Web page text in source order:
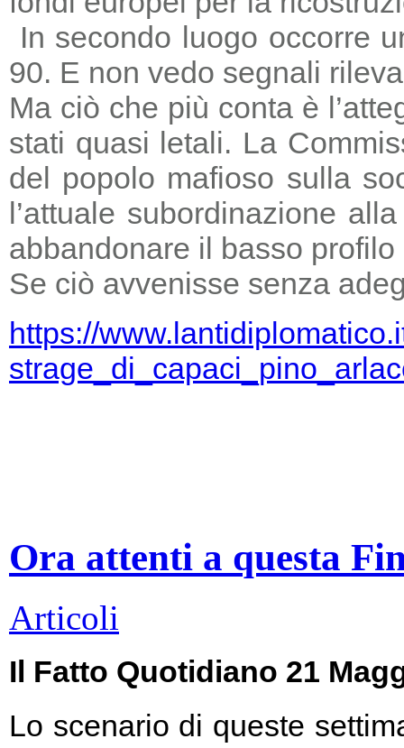
In secondo luogo occorre
90. E non vedo segnali
Ma ciò che più conta è
stati quasi letali. La
del popolo mafioso sulla
l’attuale subordinazione
abbandonare il basso
Se ciò avvenisse senza
https://
Ora attenti a questa
Articoli
Il Fatto Quotidiano 21
Lo scenario di queste